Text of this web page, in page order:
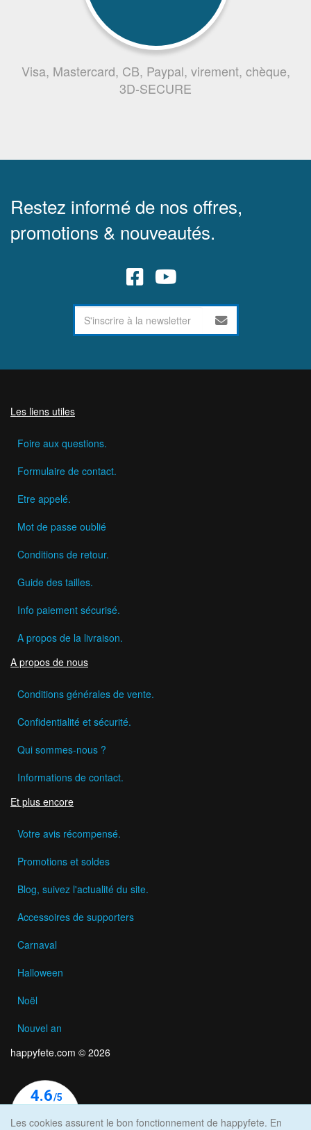
Visa, Mastercard, CB, Paypal, virement, chèque,
3D-SECURE
Restez informé de nos offres,
promotions & nouveautés.
Les liens utiles
Foire aux questions.
Formulaire de contact.
Etre appelé.
Mot de passe oublié
Conditions de retour.
Guide des tailles.
Info paiement sécurisé.
A propos de la livraison.
A propos de nous
Conditions générales de vente.
Confidentialité et sécurité.
Qui sommes-nous ?
Informations de contact.
Et plus encore
Votre avis récompensé.
Promotions et soldes
Blog, suivez l'actualité du site.
Accessoires de supporters
Carnaval
Halloween
Noël
Nouvel an
happyfete.com © 2026
Les cookies assurent le bon fonctionnement de happyfete. En